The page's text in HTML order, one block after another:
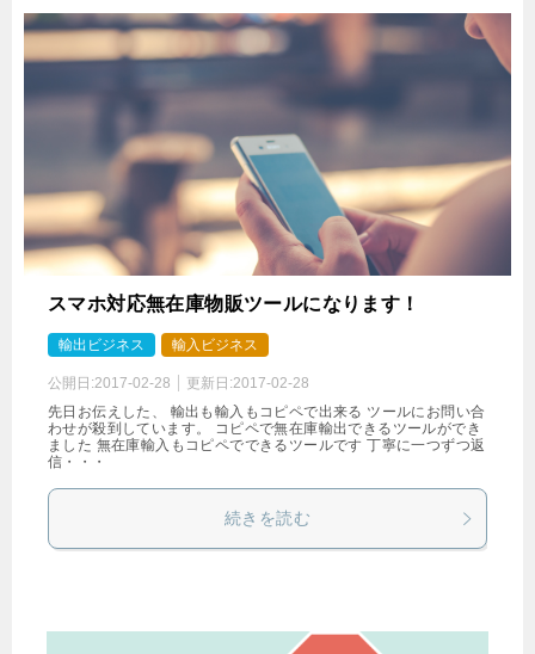
スマホ対応無在庫物販ツールになります！
輸出ビジネス 輸入ビジネス
公開日:2017-02-28 更新日:2017-02-28
先日お伝えした、 輸出も輸入もコピペで出来る ツールにお問い合
わせが殺到しています。 コピペで無在庫輸出できるツールができ
ました 無在庫輸入もコピペでできるツールです 丁寧に一つずつ返
信・・・
続きを読む